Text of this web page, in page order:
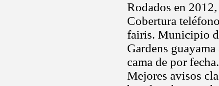
Rodados en
Cobertura
fairis. Municipio
Gardens
cama de por
Mejores avisos